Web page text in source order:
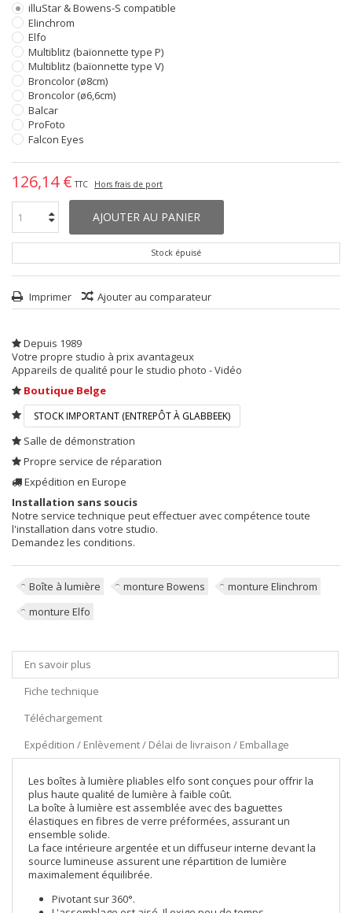
illuStar & Bowens-S compatible
Elinchrom
Elfo
Multiblitz (baïonnette type P)
Multiblitz (baïonnette type V)
Broncolor (ø8cm)
Broncolor (ø6,6cm)
Balcar
ProFoto
Falcon Eyes
126,14 € TTC Hors frais de port
AJOUTER AU PANIER
Stock épuisé
Imprimer Ajouter au comparateur
Depuis 1989
Votre propre studio à prix avantageux
Appareils de qualité pour le studio photo - Vidéo
Boutique Belge
STOCK IMPORTANT (ENTREPÔT À GLABBEEK)
Salle de démonstration
Propre service de réparation
Expédition en Europe
Installation sans soucis
Notre service technique peut effectuer avec compétence toute
l'installation dans votre studio.
Demandez les conditions.
Boîte à lumière monture Bowens
monture Elinchrom
monture Elfo
En savoir plus
Fiche technique
Téléchargement
Expédition / Enlèvement / Délai de livraison / Emballage
Les boîtes à lumière pliables elfo sont conçues pour offrir la
plus haute qualité de lumière à faible coût.
La boîte à lumière est assemblée avec des baguettes
élastiques en fibres de verre préformées, assurant un
ensemble solide.
La face intérieure argentée et un diffuseur interne devant la
source lumineuse assurent une répartition de lumière
maximalement équilibrée.
Pivotant sur 360°.